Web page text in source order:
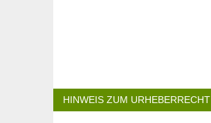
HINWEIS ZUM URHEBERRECHT